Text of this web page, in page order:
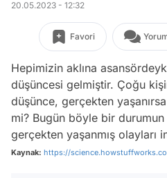
20.05.2023 - 12:32
Favori
Hepimizin aklına
düşüncesi gelmiştir. Çoğu
düşünce, gerçekten
mi? Bugün böyle bir durumun
gerçekten yaşanmış olayları
Kaynak: https://